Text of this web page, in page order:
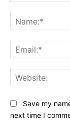
Save my
next time I